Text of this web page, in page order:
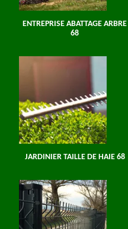
ENTREPRISE ABATTAGE ARBRE
68
JARDINIER TAILLE DE HAIE 68